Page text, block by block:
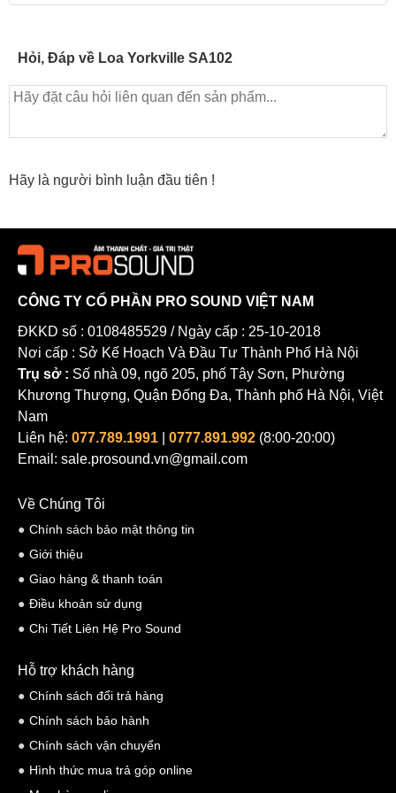
Tăng hiệu suất tổng thể
Góc phủ bất đối xứng – đổi hướng tính chỉ bằng cách lật loa
7 độ hướng lên
38 độ hướng xuống
Thiết kế này cho phép kỹ thuật viên
Hỏi, Đáp về Loa Yorkville SA102
Hãy là người bình luận đầu tiên !
CÔNG TY CỔ PHẦN PRO SOUND VIỆT NAM
ĐKKD số : 0108485529 / Ngày cấp : 25-10-2018
Nơi cấp : Sở Kế Hoạch Và Đầu Tư Thành Phố Hà Nội
Trụ sở : Số nhà 09, ngõ 205, phố Tây Sơn, Phường
Khương Thượng, Quận Đống Đa, Thành phố Hà Nội, Việt
Nam
Liên hệ: 077.789.1991 0777.891.992 (8:00-20:00)
Email: sale.prosound.vn@gmail.com
Về Chúng Tôi
Chính sách bảo mật thông tin
Giới thiệu
Giao hàng & thanh toán
Điều khoản sử dụng
Chi Tiết Liên Hệ Pro Sound
Hỗ trợ khách hàng
Chính sách đổi trả hàng
Chính sách bảo hành
Chính sách vận chuyển
Hình thức mua trả góp online